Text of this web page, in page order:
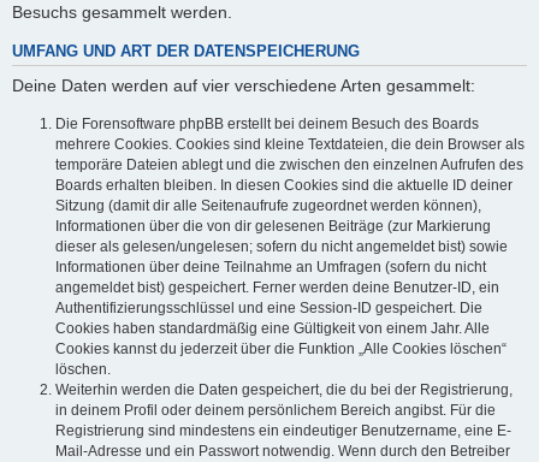
Besuchs gesammelt werden.
UMFANG UND ART DER DATENSPEICHERUNG
Deine Daten werden auf vier verschiedene Arten gesammelt:
Die Forensoftware phpBB erstellt bei deinem Besuch des Boards
mehrere Cookies. Cookies sind kleine Textdateien, die dein Browser als
temporäre Dateien ablegt und die zwischen den einzelnen Aufrufen des
Boards erhalten bleiben. In diesen Cookies sind die aktuelle ID deiner
Sitzung (damit dir alle Seitenaufrufe zugeordnet werden können),
Informationen über die von dir gelesenen Beiträge (zur Markierung
dieser als gelesen/ungelesen; sofern du nicht angemeldet bist) sowie
Informationen über deine Teilnahme an Umfragen (sofern du nicht
angemeldet bist) gespeichert. Ferner werden deine Benutzer-ID, ein
Authentifizierungsschlüssel und eine Session-ID gespeichert. Die
Cookies haben standardmäßig eine Gültigkeit von einem Jahr. Alle
Cookies kannst du jederzeit über die Funktion „Alle Cookies löschen“
löschen.
Weiterhin werden die Daten gespeichert, die du bei der Registrierung,
in deinem Profil oder deinem persönlichem Bereich angibst. Für die
Registrierung sind mindestens ein eindeutiger Benutzername, eine E-
Mail-Adresse und ein Passwort notwendig. Wenn durch den Betreiber